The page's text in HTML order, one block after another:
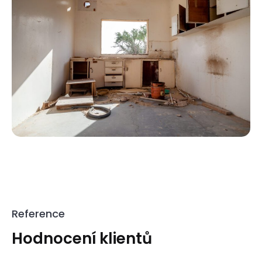
Reference
Hodnocení klientů